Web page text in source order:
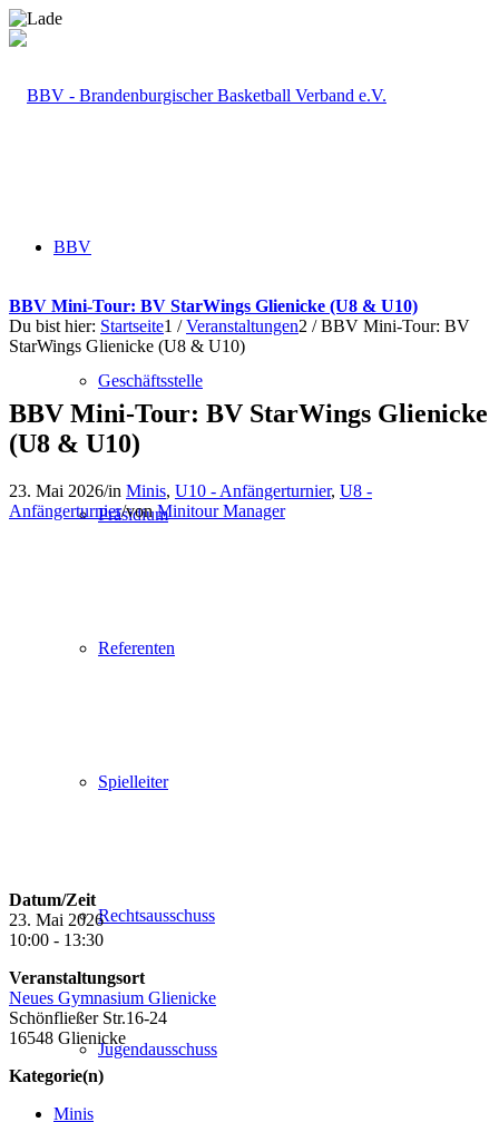
BBV
Geschäftsstelle
Präsidium
Referenten
Spielleiter
Rechtsausschuss
Jugendausschuss
BBV Mini-Tour: BV StarWings Glienicke (U8 & U10)
Du bist hier: Startseite1 / Veranstaltungen2 / BBV Mini-Tour: BV
StarWings Glienicke (U8 & U10)
BBV Mini-Tour: BV StarWings Glienicke
(U8 & U10)
23. Mai 2026/in Minis, U10 - Anfängerturnier, U8 -
Anfängerturnier/vonMinitour Manager
Datum/Zeit
23. Mai 2026
10:00 - 13:30
Veranstaltungsort
Neues Gymnasium Glienicke
Schönfließer Str.16-24
16548 Glienicke
Kategorie(n)
Minis